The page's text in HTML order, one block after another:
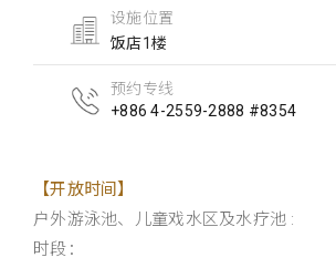
设施位置
饭店1楼
预约专线
+886 4-2559-2888 #8354
【开放时间】
户外游泳池、儿童戏水区及水疗池 :
时段：